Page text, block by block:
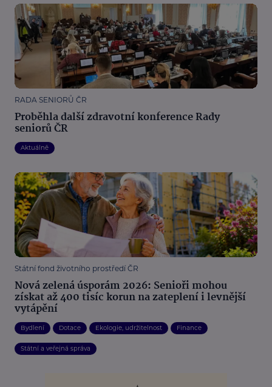
RADA SENIORŮ ČR
Proběhla další zdravotní konference Rady
seniorů ČR
Aktuálně
Státní fond životního prostředí ČR
Nová zelená úsporám 2026: Senioři mohou
získat až 400 tisíc korun na zateplení i levnější
vytápění
Bydlení Dotace Ekologie, udržitelnost Finance
Státní a veřejná správa